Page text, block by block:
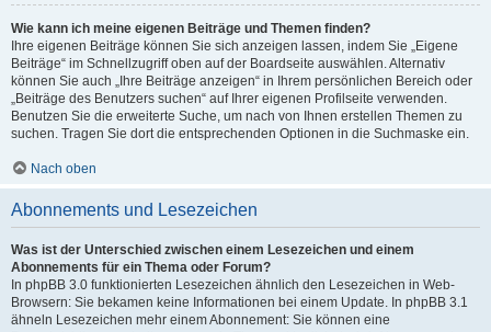
Wie kann ich meine eigenen Beiträge und Themen finden?
Ihre eigenen Beiträge können Sie sich anzeigen lassen, indem Sie „Eigene
Beiträge“ im Schnellzugriff oben auf der Boardseite auswählen. Alternativ
können Sie auch „Ihre Beiträge anzeigen“ in Ihrem persönlichen Bereich oder
„Beiträge des Benutzers suchen“ auf Ihrer eigenen Profilseite verwenden.
Benutzen Sie die erweiterte Suche, um nach von Ihnen erstellen Themen zu
suchen. Tragen Sie dort die entsprechenden Optionen in die Suchmaske ein.
Nach oben
Abonnements und Lesezeichen
Was ist der Unterschied zwischen einem Lesezeichen und einem
Abonnements für ein Thema oder Forum?
In phpBB 3.0 funktionierten Lesezeichen ähnlich den Lesezeichen in Web-
Browsern: Sie bekamen keine Informationen bei einem Update. In phpBB 3.1
ähneln Lesezeichen mehr einem Abonnement: Sie können eine